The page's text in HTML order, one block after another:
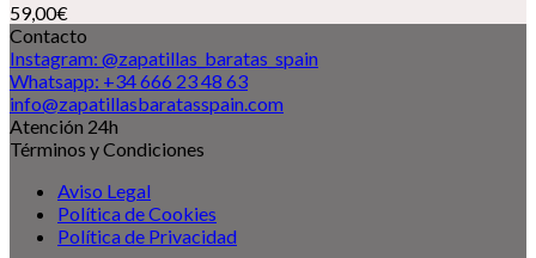
59,00€
Contacto
Instagram: @zapatillas_baratas_spain
Whatsapp: +34 666 23 48 63
info@zapatillasbaratasspain.com
Atención 24h
Términos y Condiciones
Aviso Legal
Política de Cookies
Política de Privacidad